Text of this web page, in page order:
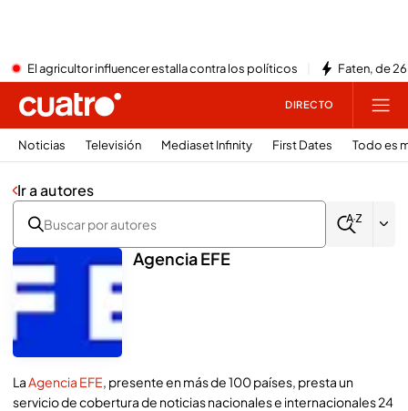
El agricultor influencer estalla contra los políticos Faten, de
DIRECTO
Noticias Televisión Mediaset Infinity First Dates Todo es
Ir a autores
Agencia EFE
LaAgencia EFE, presente en más de 100 países, presta un
servicio de cobertura de noticias nacionales e internacionales 24